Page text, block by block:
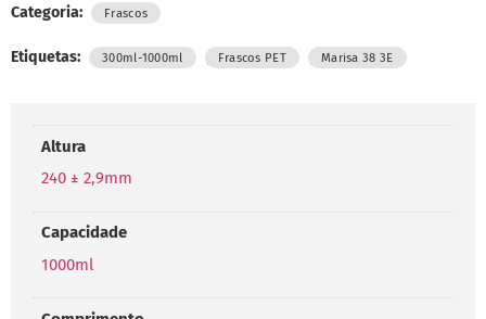
Categoria: Frascos
Etiquetas: 300ml-1000ml , Frascos PET , Marisa 38 3E
Altura
240 ± 2,9mm
Capacidade
1000ml